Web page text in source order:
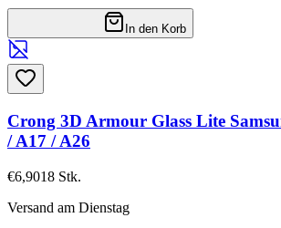
In den Korb
Crong 3D Armour Glass Lite
/ A17 / A26
€6,9018 Stk.
Versand am Dienstag